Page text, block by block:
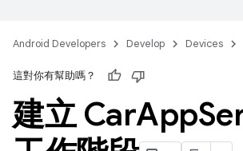
Android Developers Develop Devices
這對你有幫助嗎？
建立 CarApp